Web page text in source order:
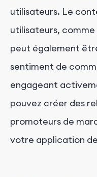
utilisateurs. Le
utilisateurs,
peut également
sentiment de
engageant
pouvez créer des
promoteurs de
votre application